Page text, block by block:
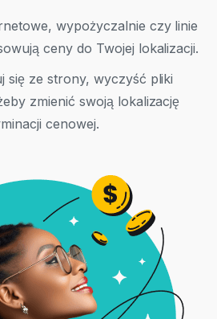
wypożyczalnie czy linie
ceny do Twojej lokalizacji.
się ze strony, wyczyść pliki
zmienić swoją lokalizację
cenowej.